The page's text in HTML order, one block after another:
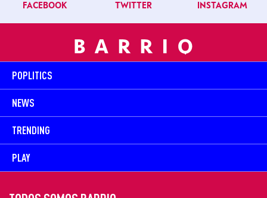
FACEBOOK TWITTER INSTAGRAM
POPLITICS
NEWS
TRENDING
PLAY